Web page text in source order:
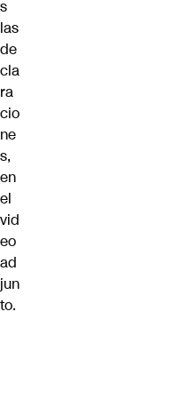
s
las
de
cla
ra
cio
ne
s,
en
el
vid
eo
ad
jun
to.